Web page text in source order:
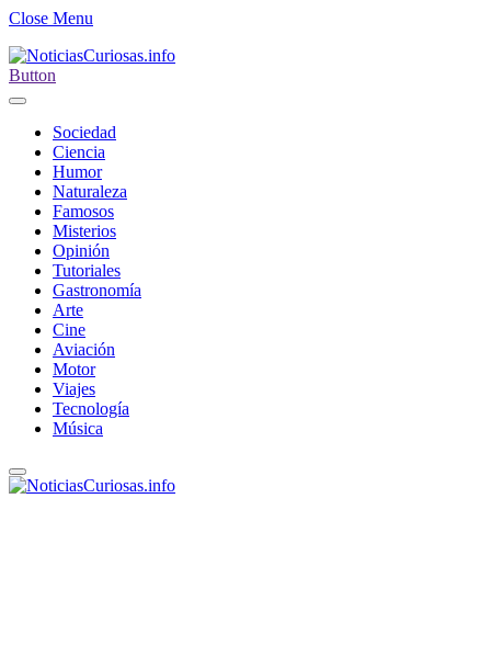
Close Menu
Button
Sociedad
Ciencia
Humor
Naturaleza
Famosos
Misterios
Opinión
Tutoriales
Gastronomía
Arte
Cine
Aviación
Motor
Viajes
Tecnología
Música